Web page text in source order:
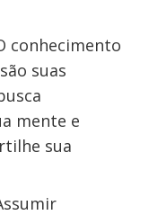
conhecimento
suas
mente e
sua